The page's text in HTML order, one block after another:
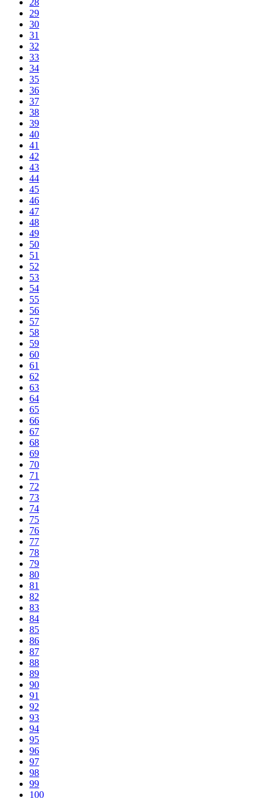
29
30
31
32
33
34
35
36
37
38
39
40
41
42
43
44
45
46
47
48
49
50
51
52
53
54
55
56
57
58
59
60
61
62
63
64
65
66
67
68
69
70
71
72
73
74
75
76
77
78
79
80
81
82
83
84
85
86
87
88
89
90
91
92
93
94
95
96
97
98
99
100